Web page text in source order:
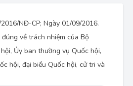
NĐ-CP; Ngày 01/09/2016.
về trách nhiệm của Bộ
Ủy ban thường vụ Quốc hội,
hội, đại biểu Quốc hội, cử tri và